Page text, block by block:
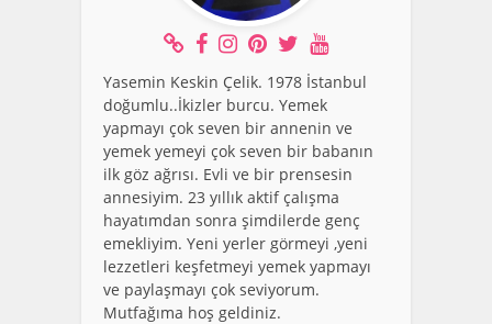
Yasemin Keskin Çelik. 1978 İstanbul
doğumlu..İkizler burcu. Yemek
yapmayı çok seven bir annenin ve
yemek yemeyi çok seven bir babanın
ilk göz ağrısı. Evli ve bir prensesin
annesiyim. 23 yıllık aktif çalışma
hayatımdan sonra şimdilerde genç
emekliyim. Yeni yerler görmeyi ,yeni
lezzetleri keşfetmeyi yemek yapmayı
ve paylaşmayı çok seviyorum.
Mutfağıma hoş geldiniz.